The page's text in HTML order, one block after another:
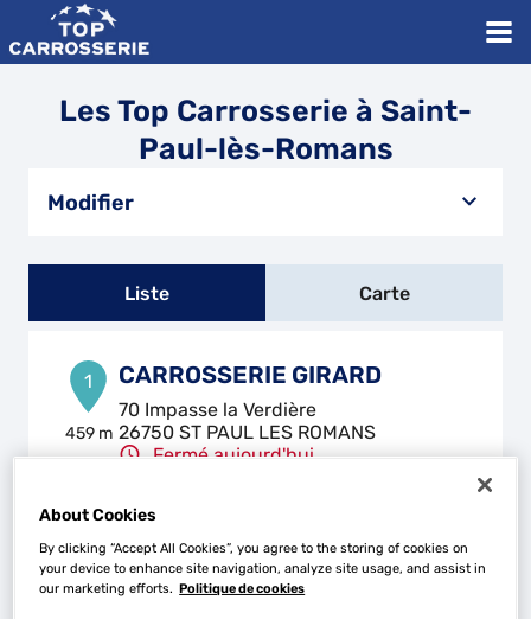
Les Top Carrosserie à Saint-
Paul-lès-Romans
Modifier
Liste Carte
1
459 m
CARROSSERIE GIRARD
70 Impasse la Verdière
26750 ST PAUL LES ROMANS
Fermé aujourd'hui
About Cookies
By clicking “Accept All Cookies”, you agree to the storing of cookies on
your device to enhance site navigation, analyze site usage, and assist in
our marketing efforts. Politique de cookies